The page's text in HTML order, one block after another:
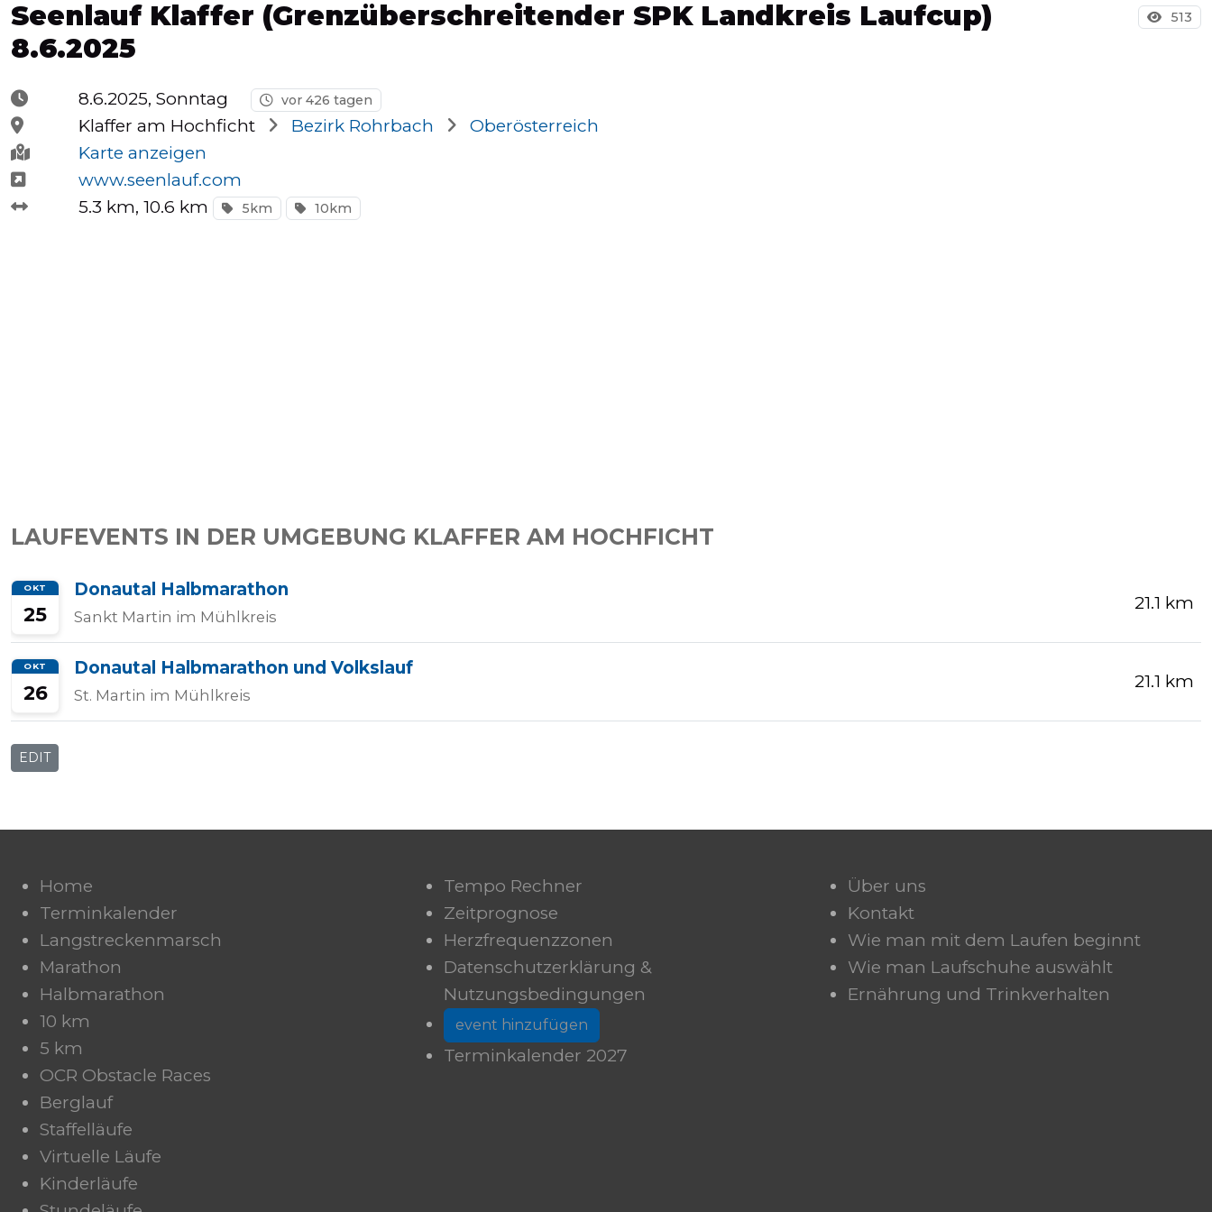
Halbmarathons
OCR
Wien
Wettkampfzeit-
Prognose
Herzfrequenzzonen
hinzufügen
Seenlauf Klaffer (Grenzüberschreitender SPK Landkreis Laufcup)
8.6.2025
513
8.6.2025, Sonntag vor 426 tagen
Klaffer am Hochficht Bezirk Rohrbach
Oberösterreich
Karte anzeigen
www.seenlauf.com
5.3 km, 10.6 km 5km 10km
LAUFEVENTS IN DER UMGEBUNG KLAFFER AM HOCHFICHT
OKT
25
Donautal Halbmarathon
Sankt Martin im Mühlkreis
21.1 km
OKT
26
Donautal Halbmarathon und Volkslauf
St. Martin im Mühlkreis
21.1 km
EDIT
Home
Terminkalender
Langstreckenmarsch
Marathon
Halbmarathon
10 km
5 km
OCR Obstacle Races
Berglauf
Staffelläufe
Virtuelle Läufe
Kinderläufe
Tempo Rechner
Zeitprognose
Herzfrequenzzonen
Datenschutzerklärung &
Nutzungsbedingungen
event hinzufügen
Terminkalender 2027
Über uns
Kontakt
Wie man mit dem Laufen beginnt
Wie man Laufschuhe auswählt
Ernährung und Trinkverhalten